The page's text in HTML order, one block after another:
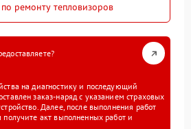
ремонту тепловизоров
на диагностику и последующий
заказ-наряд с указанием страховых
Далее, после выполнения работ
акт выполненных работ и